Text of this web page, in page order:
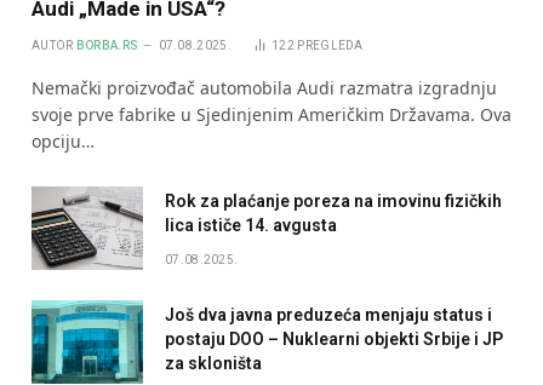
Audi „Made in USA“?
AUTOR BORBA.RS 07.08.2025. 122 PREGLEDA
Nemački proizvođač automobila Audi razmatra izgradnju
svoje prve fabrike u Sjedinjenim Američkim Državama. Ova
opciju…
Rok za plaćanje poreza na imovinu fizičkih
lica ističe 14. avgusta
07.08.2025.
Još dva javna preduzeća menjaju status i
postaju DOO – Nuklearni objekti Srbije i JP
za skloništa